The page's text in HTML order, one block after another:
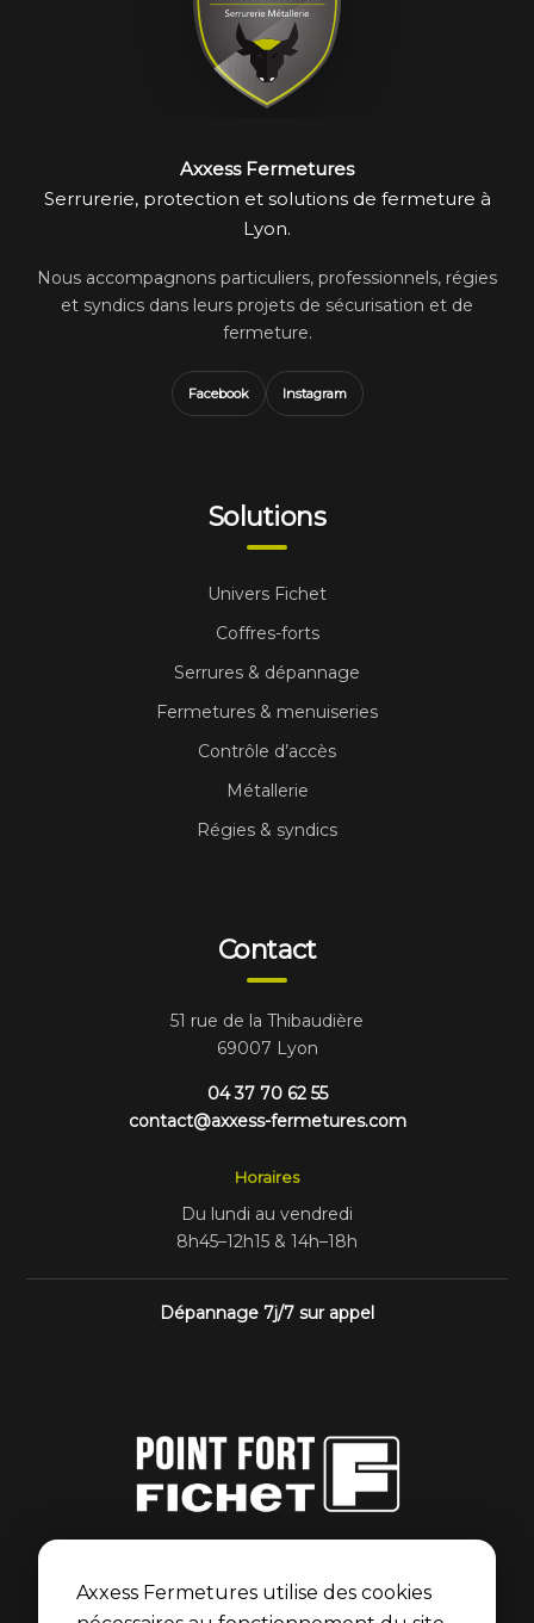
Axxess Fermetures
Serrurerie, protection et solutions de fermeture à
Lyon.
Nous accompagnons particuliers, professionnels, régies
et syndics dans leurs projets de sécurisation et de
fermeture.
Facebook Instagram
Solutions
Univers Fichet
Coffres-forts
Serrures & dépannage
Fermetures & menuiseries
Contrôle d’accès
Métallerie
Régies & syndics
Contact
51 rue de la Thibaudière
69007 Lyon
04 37 70 62 55
contact@axxess-fermetures.com
Horaires
Du lundi au vendredi
8h45–12h15 & 14h–18h
Dépannage 7j/7 sur appel
Axxess Fermetures est membre du réseau Point Fort
Fichet pour les portes blindées et serrures Fichet.
Axxess Fermetures utilise des cookies